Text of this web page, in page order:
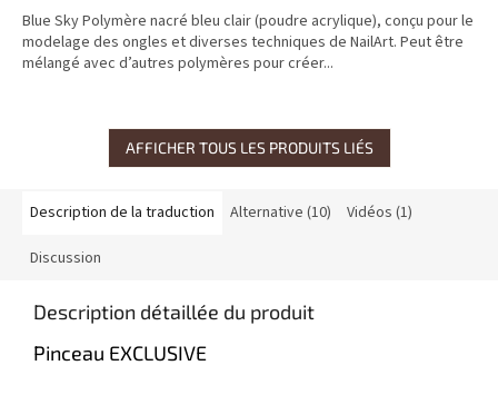
Blue Sky Polymère nacré bleu clair (poudre acrylique), conçu pour le
modelage des ongles et diverses techniques de NailArt. Peut être
mélangé avec d’autres polymères pour créer...
AFFICHER TOUS LES PRODUITS LIÉS
Description de la traduction Alternative (10) Vidéos (1)
Discussion
Description détaillée du produit
Pinceau EXCLUSIVE